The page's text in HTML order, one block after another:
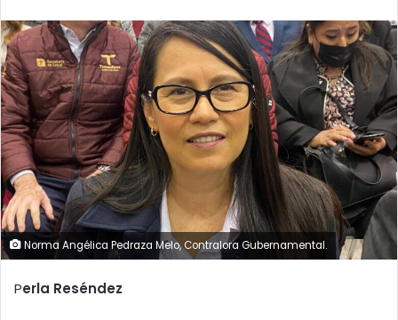
Norma Angélica Pedraza Melo, Contralora Gubernamental.
Perla Reséndez